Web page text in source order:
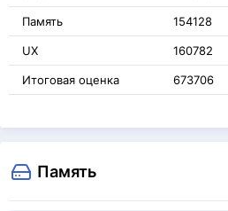
Память 154128
UX 160782
Итоговая оценка 673706
Память